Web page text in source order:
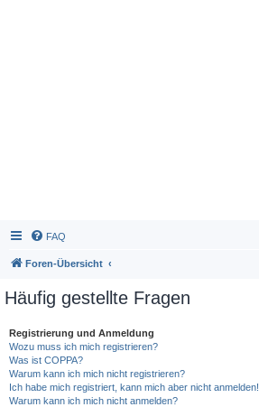
FAQ
Foren-Übersicht
Häufig gestellte Fragen
Registrierung und Anmeldung
Wozu muss ich mich registrieren?
Was ist COPPA?
Warum kann ich mich nicht registrieren?
Ich habe mich registriert, kann mich aber nicht anmelden!
Warum kann ich mich nicht anmelden?